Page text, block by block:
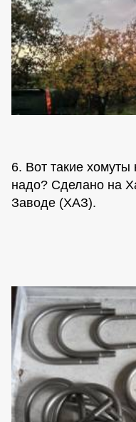
6. Вот такие хомуты
надо? Сделано на
Заводе (ХАЗ).